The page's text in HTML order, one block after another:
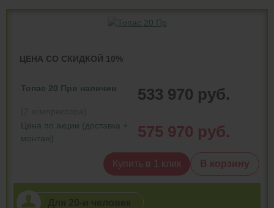
ЦЕНА СО СКИДКОЙ 10%
Топас 20 Прв наличии 533 970 руб.
Цена по акции (доставка +
монтаж)
575 970 руб.
Купить в 1 клик В корзину